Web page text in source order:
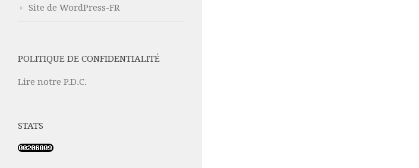
Site de WordPress-FR
POLITIQUE DE CONFIDENTIALITÉ
Lire notre P.D.C.
STATS